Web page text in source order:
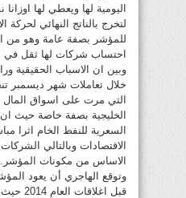
اليومية لها ويعطي لها
لتخرج بالناتج النهائي
للمؤشر بصفة عامة وهو من
احتساب شركات لها ثقل في
وبين ان الاسباب الحقيقية
خلال تعاملات شهر ديسمبر
التي مرت على اسواق المال
الخليجية بصفة خاصة حيث ان
السعرية للنفط الخام اثرا
الاقتصادات وبالتالي
الاساس من مكونات المؤشر.
وتوقع الهاجري أن يعود
قبل